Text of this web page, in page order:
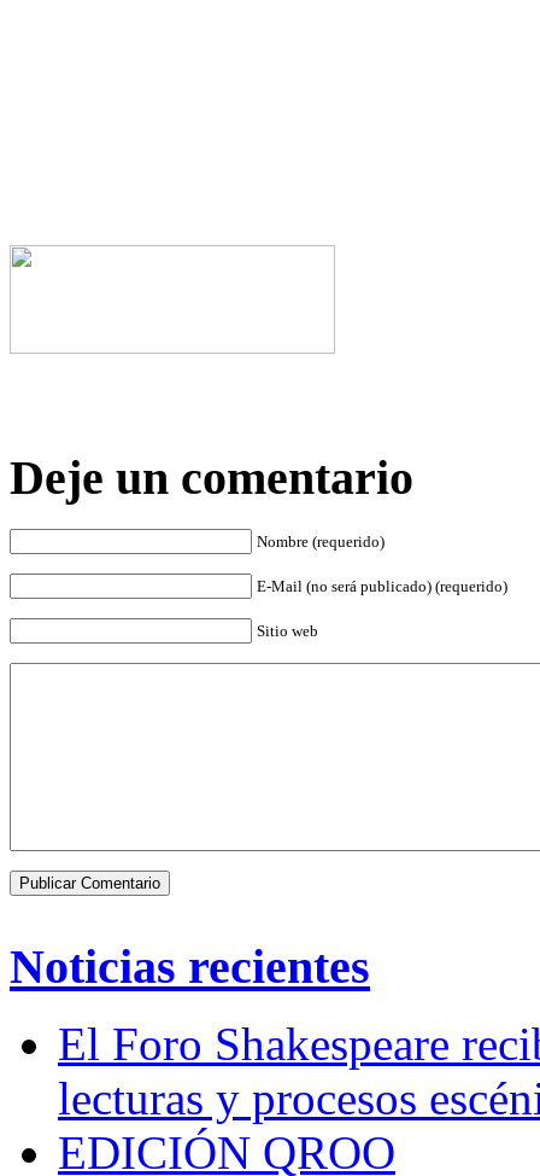
Deje un comentario
Nombre (requerido)
E-Mail (no será publicado) (requerido)
Sitio web
Noticias recientes
El Foro Shakespeare
lecturas y procesos
EDICIÓN QROO